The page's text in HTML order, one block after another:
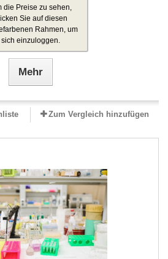
die Preise zu sehen,
Sie auf diesen
Rahmen, um
sich einzuloggen.
Mehr
Zum Vergleich hinzufügen